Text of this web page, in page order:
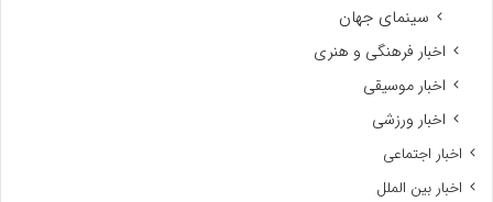
سینمای جهان
اخبار فرهنگی و هنری
اخبار موسیقی
اخبار ورزشی
اخبار اجتماعی
اخبار بین الملل